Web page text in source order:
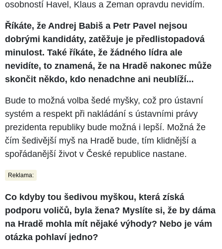
osobností Havel, Klaus a Zeman opravdu nevidím.
Říkáte, že Andrej Babiš a Petr Pavel nejsou
dobrými kandidáty, zatěžuje je předlistopadová
minulost. Také říkáte, že žádného lídra ale
nevidíte, to znamená, že na Hradě nakonec může
skončit někdo, kdo nenadchne ani neublíží...
Bude to možná volba šedé myšky, což pro ústavní
systém a respekt při nakládání s ústavními právy
prezidenta republiky bude možná i lepší. Možná že
čím šedivější myš na Hradě bude, tím klidnější a
spořádanější život v České republice nastane.
Reklama:
Co kdyby tou šedivou myškou, která získá
podporu voličů, byla žena? Myslíte si, že by dáma
na Hradě mohla mít nějaké výhody? Nebo je vám
otázka pohlaví jedno?